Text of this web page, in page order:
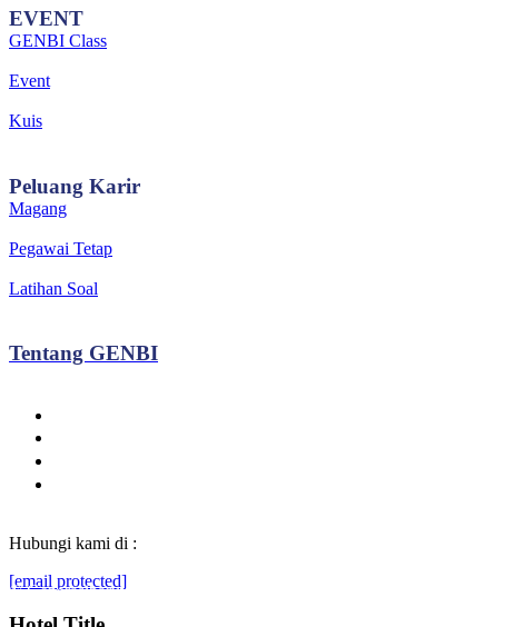
EVENT
GENBI Class
Event
Kuis
Peluang Karir
Magang
Pegawai Tetap
Latihan Soal
Tentang GENBI
Hubungi kami di :
[email protected]
© Generasibaruindonesia.com 2022. All rights reserved.